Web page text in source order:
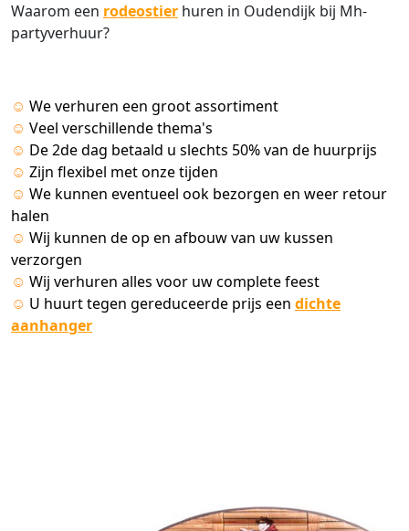
Waarom een rodeostier huren in Oudendijk bij Mh-
partyverhuur?
☺ We verhuren een groot assortiment
☺ Veel verschillende thema's
☺ De 2de dag betaald u slechts 50% van de huurprijs
☺ Zijn flexibel met onze tijden
☺ We kunnen eventueel ook bezorgen en weer retour
halen
☺ Wij kunnen de op en afbouw van uw kussen
verzorgen
☺ Wij verhuren alles voor uw complete feest
☺ U huurt tegen gereduceerde prijs een dichte
aanhanger